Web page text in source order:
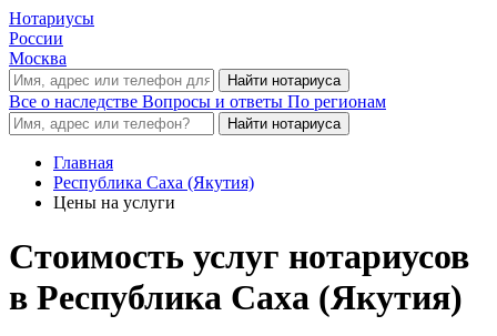
Нотариусы
России
Москва
Все о наследстве Вопросы и ответы По регионам
Главная
Республика Саха (Якутия)
Цены на услуги
Стоимость услуг нотариусов
в Республика Саха (Якутия)